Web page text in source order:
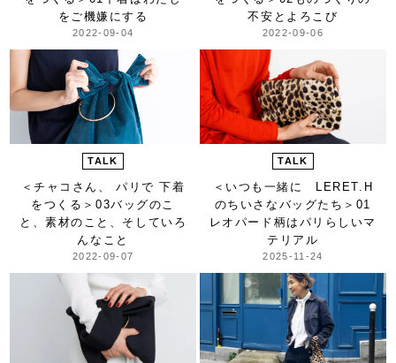
をご機嫌にする
2022-09-04
不安とよろこび
2022-09-06
TALK
＜チャコさん、 パリで 下着
をつくる＞03バッグのこ
と、素材のこと、そしていろ
んなこと
2022-09-07
TALK
＜いつも一緒に LERET.H
のちいさなバッグたち＞ 01
レオパード柄はパリらしいマ
テリアル
2025-11-24